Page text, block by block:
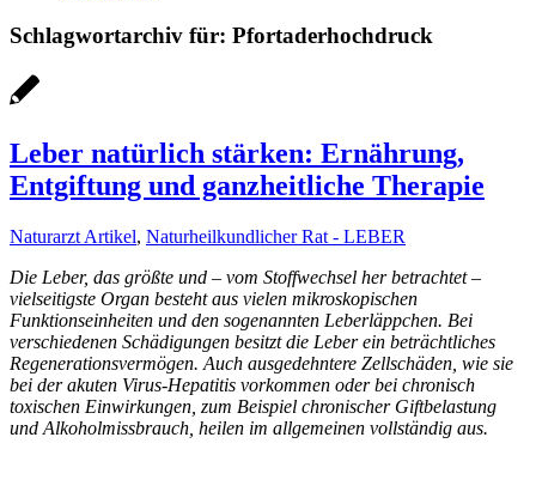
Schlagwortarchiv für: Pfortaderhochdruck
Leber natürlich stärken: Ernährung,
Entgiftung und ganzheitliche Therapie
Naturarzt Artikel, Naturheilkundlicher Rat - LEBER
Die Leber, das größte und – vom Stoffwechsel her betrachtet –
vielseitigste Organ besteht aus vielen mikroskopischen
Funktionseinheiten und den sogenannten Leberläppchen. Bei
verschiedenen Schädigungen besitzt die Leber ein beträchtliches
Regenerationsvermögen. Auch ausgedehntere Zellschäden, wie sie
bei der akuten Virus-Hepatitis vorkommen oder bei chronisch
toxischen Einwirkungen, zum Beispiel chronischer Giftbelastung
und Alkoholmissbrauch, heilen im allgemeinen vollständig aus.